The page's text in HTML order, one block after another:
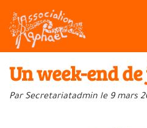
Un week-end
Par Secretariatadmin le 9 mars